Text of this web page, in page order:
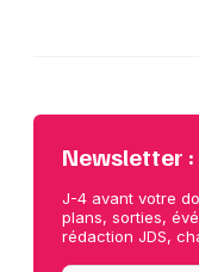
Newsletter :
J-4 avant votre
plans, sorties,
rédaction JDS,